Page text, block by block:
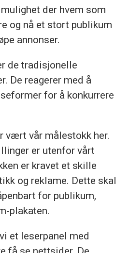
der hvem som
og nå et stort publikum
annonser.
de tradisjonelle
De reagerer med å
for å konkurrere
vært vår målestokk her.
er utenfor vårt
er kravet et skille
og reklame. Dette skal
for publikum,
plakaten.
et leserpanel med